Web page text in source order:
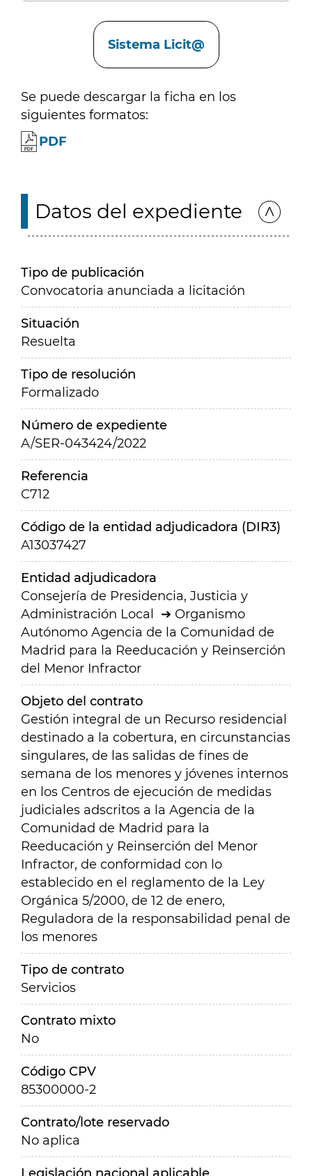
Sistema Licit@
Se puede descargar la ficha en los
siguientes formatos:
PDF
Datos del expediente
Tipo de publicación
Convocatoria anunciada a licitación
Situación
Resuelta
Tipo de resolución
Formalizado
Número de expediente
A/SER-043424/2022
Referencia
C712
Código de la entidad adjudicadora (DIR3)
A13037427
Entidad adjudicadora
Consejería de Presidencia, Justicia y
Administración Local
Organismo
Autónomo Agencia de la Comunidad de
Madrid para la Reeducación y Reinserción
del Menor Infractor
Objeto del contrato
Gestión integral de un Recurso residencial
destinado a la cobertura, en circunstancias
singulares, de las salidas de fines de
semana de los menores y jóvenes internos
en los Centros de ejecución de medidas
judiciales adscritos a la Agencia de la
Comunidad de Madrid para la
Reeducación y Reinserción del Menor
Infractor, de conformidad con lo
establecido en el reglamento de la Ley
Orgánica 5/2000, de 12 de enero,
Reguladora de la responsabilidad penal de
los menores
Tipo de contrato
Servicios
Contrato mixto
No
Código CPV
85300000-2
Contrato/lote reservado
No aplica